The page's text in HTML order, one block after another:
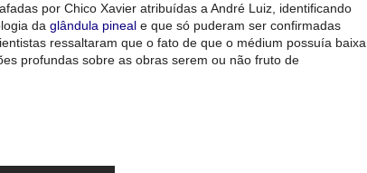
por Chico Xavier atribuídas a André Luiz, identificando
da glândula pineal e que só puderam ser confirmadas
ressaltaram que o fato de que o médium possuía baixa
profundas sobre as obras serem ou não fruto de